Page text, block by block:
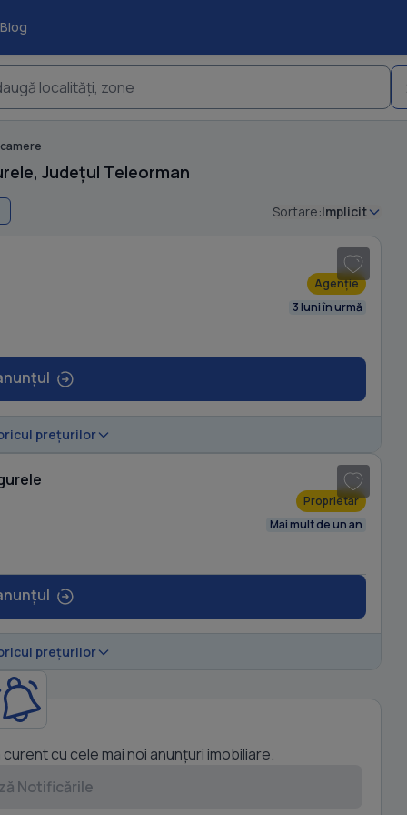
Blog
localități, zone
Județul Teleorman
Sortare:Implicit
1
/ 11
Agenție
3 luni în urmă
prețurilor
Proprietar
Mai mult de un an
prețurilor
cu cele mai noi anunțuri imobiliare.
Notificările